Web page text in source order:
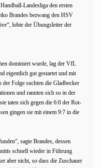
Landesliga den ersten
Brandes bezwang den HSV
lobte der Übungsleiter der
dominiert wurde, lag der VfL
eigentlich gut gestartet und mit
Folge suchten die Gladbecker
und rannten sich so in der
taten sich gegen die 6:0 der Rot-
gingen sie mit einem 9:7 in die
sagte Brandes, dessen
schnell wieder in Führung
aber nicht, so dass die Zuschauer